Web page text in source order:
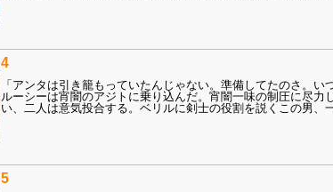
4
「アンタは引き籠もっていたんじゃない。準備してたのさ。
ルーシーは宵闇のアジトに乗り込んだ。宵闇一味の制圧に尽
い、二人は意気投合する。ベリルに剣士の役割を説くこの男、
5